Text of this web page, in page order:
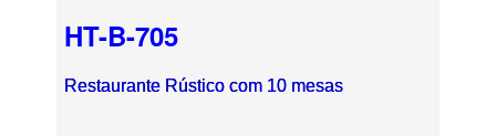
HT-B-705
Restaurante Rústico com 10 mesas